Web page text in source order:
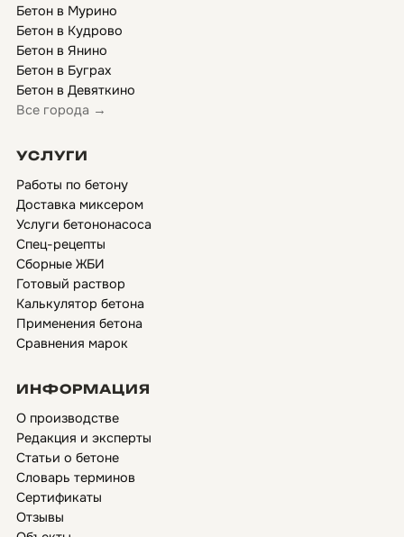
Бетон в Мурино
Бетон в Кудрово
Бетон в Янино
Бетон в Буграх
Бетон в Девяткино
Все города →
УСЛУГИ
Работы по бетону
Доставка миксером
Услуги бетононасоса
Спец-рецепты
Сборные ЖБИ
Готовый раствор
Калькулятор бетона
Применения бетона
Сравнения марок
ИНФОРМАЦИЯ
О производстве
Редакция и эксперты
Статьи о бетоне
Словарь терминов
Сертификаты
Отзывы